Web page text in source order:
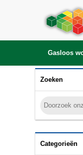
Gasloos
Zoeken
Categorieën